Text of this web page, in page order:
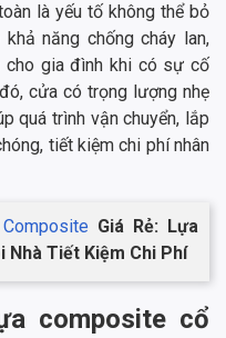
là yếu tố không thể bỏ
năng chống cháy lan,
cho gia đình khi có sự cố
cửa có trọng lượng nhẹ
quá trình vận chuyển, lắp
tiết kiệm chi phí nhân
Giá Rẻ: Lựa
Nhà Tiết Kiệm Chi Phí
composite cổ